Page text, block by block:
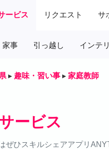
ービス リクエスト サ
家事 引っ越し インテ
▸ 趣味・習い事 ▸ 家庭教師
ービス
ぜひスキルシェアアプリ